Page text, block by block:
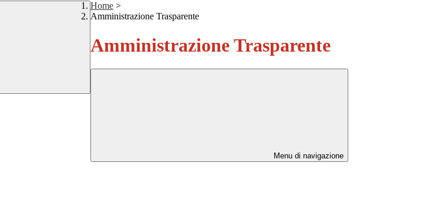
Home >
Amministrazione Trasparente
Amministrazione Trasparente
Menu di navigazione